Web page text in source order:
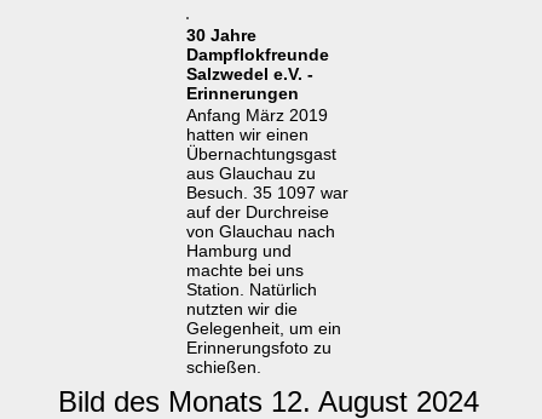
30 Jahre
Dampflokfreunde
Salzwedel e.V. -
Erinnerungen
Anfang März 2019
hatten wir einen
Übernachtungsgast
aus Glauchau zu
Besuch. 35 1097 war
auf der Durchreise
von Glauchau nach
Hamburg und
machte bei uns
Station. Natürlich
nutzten wir die
Gelegenheit, um ein
Erinnerungsfoto zu
schießen.
Bild des Monats 12. August 2024